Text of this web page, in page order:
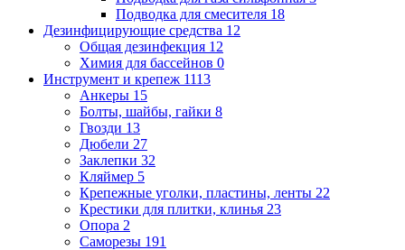
Подводка для смесителя 18
Дезинфицирующие средства 12
Общая дезинфекция 12
Химия для бассейнов 0
Инструмент и крепеж 1113
Анкеры 15
Болты, шайбы, гайки 8
Гвозди 13
Дюбели 27
Заклепки 32
Кляймер 5
Крепежные уголки, пластины, ленты 22
Крестики для плитки, клинья 23
Опора 2
Саморезы 191